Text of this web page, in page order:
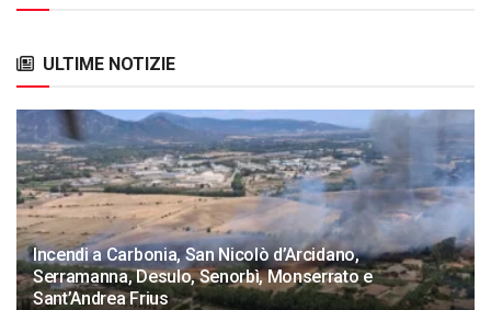
ULTIME NOTIZIE
Incendi a Carbonia, San Nicolò d’Arcidano,
Serramanna, Desulo, Senorbì, Monserrato e
Sant’Andrea Frius